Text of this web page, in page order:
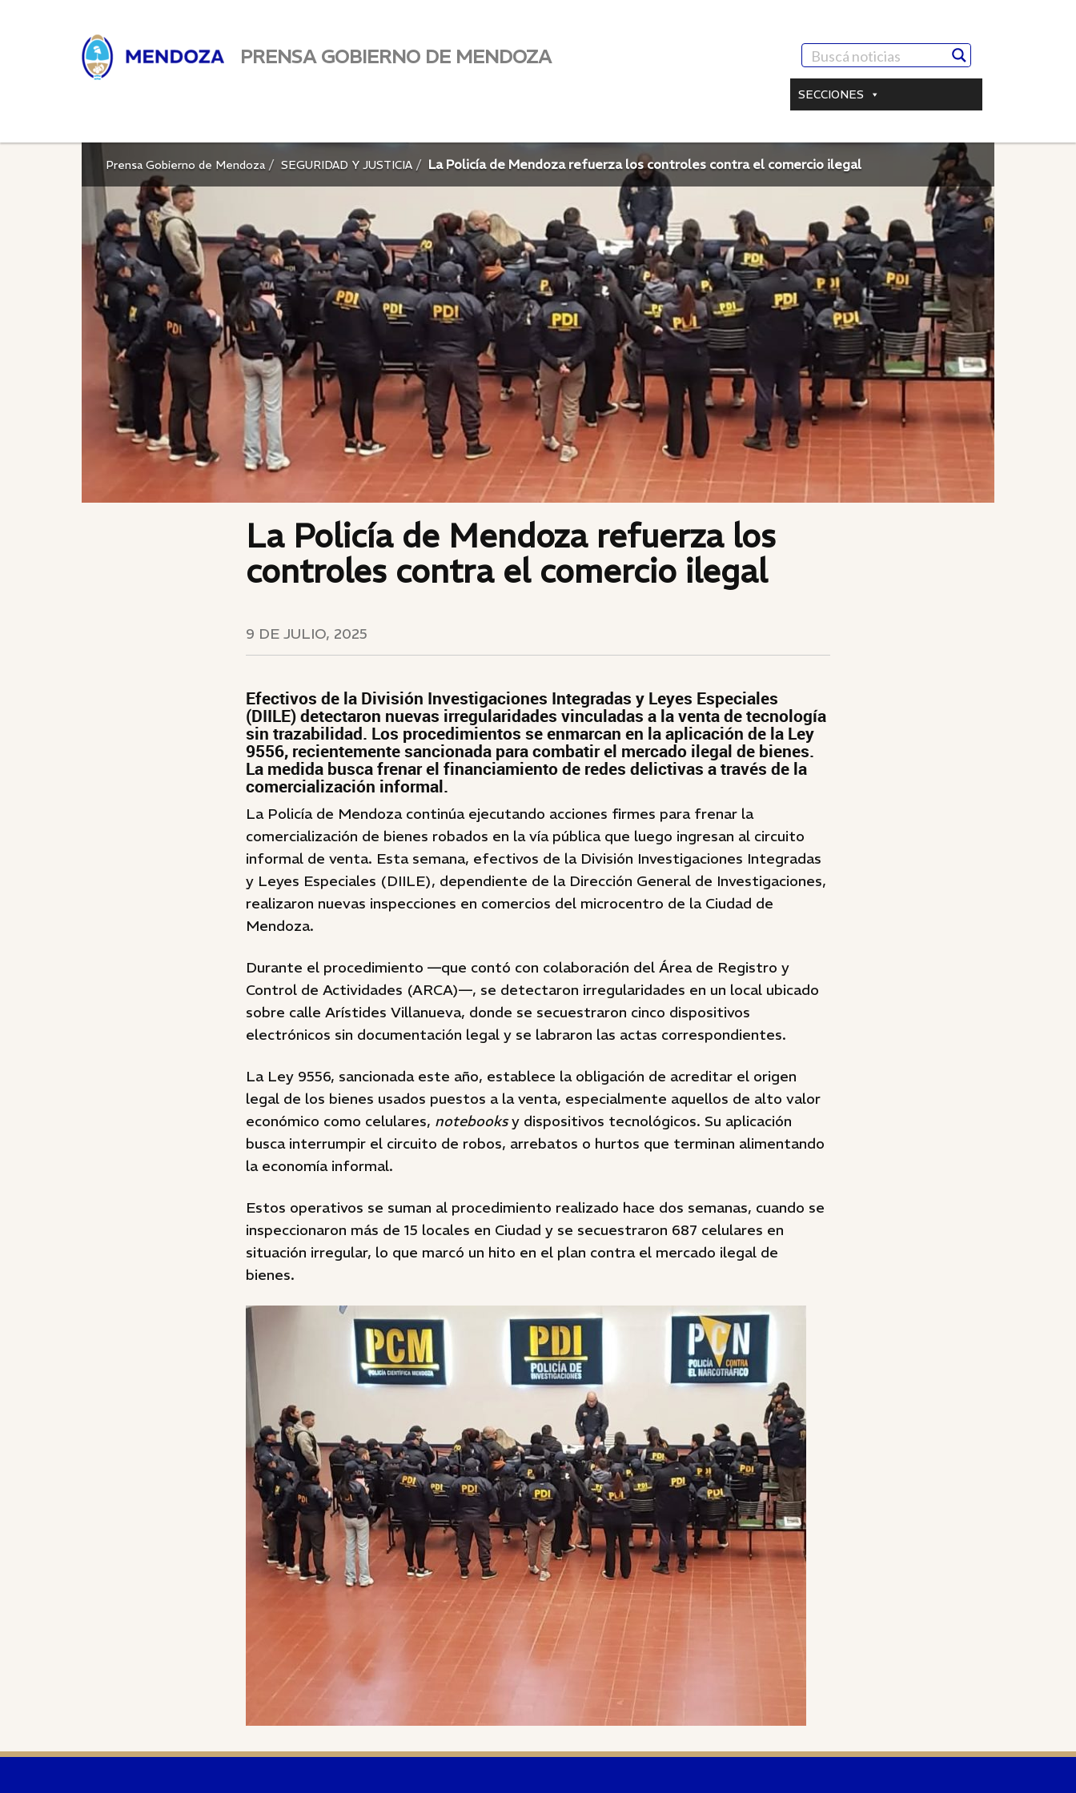
PRENSA GOBIERNO DE MENDOZA
SECCIONES
Prensa Gobierno de Mendoza SEGURIDAD Y JUSTICIA La Policía de Mendoza refuerza los controles contra el comercio ilegal
La Policía de Mendoza refuerza los
controles contra el comercio ilegal
9 DE JULIO, 2025
Efectivos de la División Investigaciones Integradas y Leyes Especiales
(DIILE) detectaron nuevas irregularidades vinculadas a la venta de tecnología
sin trazabilidad. Los procedimientos se enmarcan en la aplicación de la Ley
9556, recientemente sancionada para combatir el mercado ilegal de bienes.
La medida busca frenar el financiamiento de redes delictivas a través de la
comercialización informal.
La Policía de Mendoza continúa ejecutando acciones firmes para frenar la
comercialización de bienes robados en la vía pública que luego ingresan al circuito
informal de venta. Esta semana, efectivos de la División Investigaciones Integradas
y Leyes Especiales (DIILE), dependiente de la Dirección General de Investigaciones,
realizaron nuevas inspecciones en comercios del microcentro de la Ciudad de
Mendoza.
Durante el procedimiento —que contó con colaboración del Área de Registro y
Control de Actividades (ARCA)—, se detectaron irregularidades en un local ubicado
sobre calle Arístides Villanueva, donde se secuestraron cinco dispositivos
electrónicos sin documentación legal y se labraron las actas correspondientes.
La Ley 9556, sancionada este año, establece la obligación de acreditar el origen
legal de los bienes usados puestos a la venta, especialmente aquellos de alto valor
económico como celulares, notebooksy dispositivos tecnológicos. Su aplicación
busca interrumpir el circuito de robos, arrebatos o hurtos que terminan alimentando
la economía informal.
Estos operativos se suman al procedimiento realizado hace dos semanas, cuando se
inspeccionaron más de 15 locales en Ciudad y se secuestraron 687 celulares en
situación irregular, lo que marcó un hito en el plan contra el mercado ilegal de
bienes.